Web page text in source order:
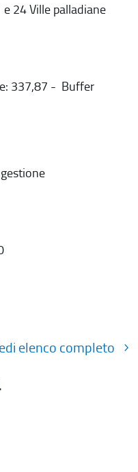
24 Ville palladiane
337,87 - Buffer
elenco completo